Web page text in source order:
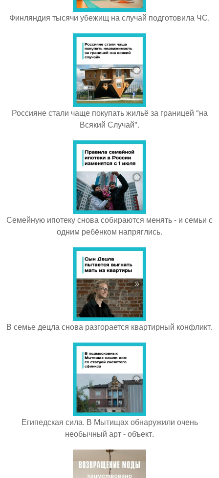
Финляндия тысячи убежищ на случай подготовила ЧС.
Россияне стали чаще покупать жильё за границей "на
Всякий Случай".
Семейную ипотеку снова собираются менять - и семьи с
одним ребёнком напряглись.
В семье децла снова разгорается квартирный конфликт.
Египедская сила. В Мытищах обнаружили очень
необычный арт - объект.